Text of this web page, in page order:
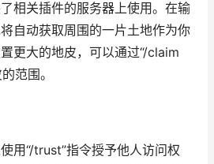
相关插件的服务器上使用。在输
自动获取周围的一片土地作为你
更大的地皮，可以通过“/claim
范围。
用“/trust”指令授予他人访问权